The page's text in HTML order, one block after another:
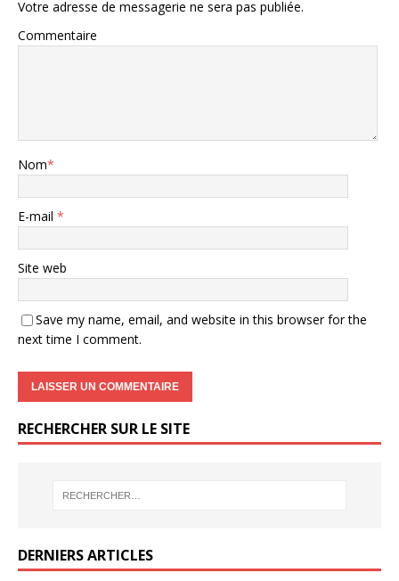
Votre adresse de messagerie ne sera pas publiée.
Commentaire
Nom*
E-mail *
Site web
Save my name, email, and website in this browser for the
next time I comment.
RECHERCHER SUR LE SITE
DERNIERS ARTICLES